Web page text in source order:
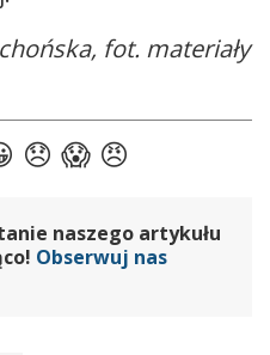
fot. materiały
naszego artykułu
Obserwuj nas